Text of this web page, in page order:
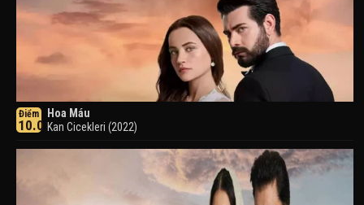
Điểm
10.0
Hoa Máu
Kan Cicekleri (2022)